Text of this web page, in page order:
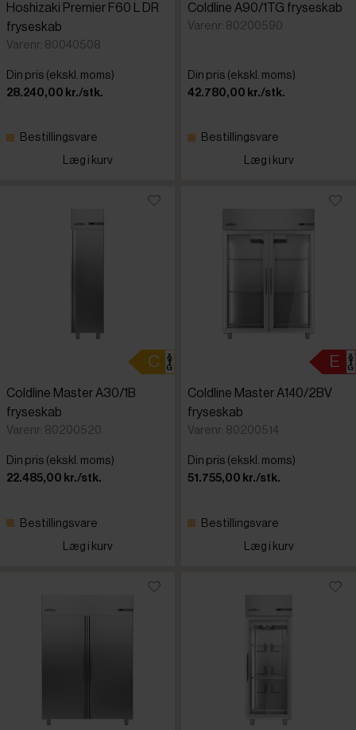
Hoshizaki Premier F60 L DR
fryseskab
Varenr: 80040508
Din pris (ekskl. moms)
28.240,00 kr./stk.
Bestillingsvare
Læg i kurv
Coldline A90/1TG fryseskab
Varenr: 80200590
Din pris (ekskl. moms)
42.780,00 kr./stk.
Bestillingsvare
Læg i kurv
Coldline Master A30/1B
fryseskab
Varenr: 80200520
Din pris (ekskl. moms)
22.485,00 kr./stk.
Bestillingsvare
Læg i kurv
Coldline Master A140/2BV
fryseskab
Varenr: 80200514
Din pris (ekskl. moms)
51.755,00 kr./stk.
Bestillingsvare
Læg i kurv